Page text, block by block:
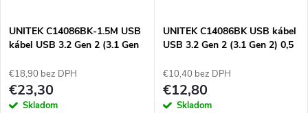
UNITEK C14086BK-1.5M USB
kábel USB 3.2 Gen 2 (3.1 Gen
€18,90 bez DPH
€23,30
Skladom
UNITEK C14086BK USB kábel
USB 3.2 Gen 2 (3.1 Gen 2) 0,5
€10,40 bez DPH
€12,80
Skladom